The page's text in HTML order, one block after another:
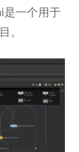
一个用于
。